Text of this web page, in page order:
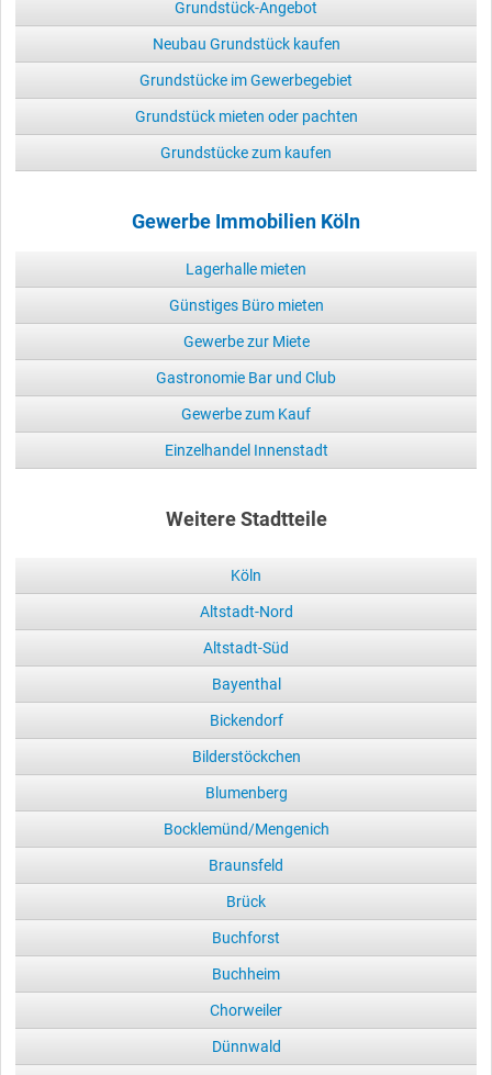
Grundstück-Angebot
Neubau Grundstück kaufen
Grundstücke im Gewerbegebiet
Grundstück mieten oder pachten
Grundstücke zum kaufen
Gewerbe Immobilien Köln
Lagerhalle mieten
Günstiges Büro mieten
Gewerbe zur Miete
Gastronomie Bar und Club
Gewerbe zum Kauf
Einzelhandel Innenstadt
Weitere Stadtteile
Köln
Altstadt-Nord
Altstadt-Süd
Bayenthal
Bickendorf
Bilderstöckchen
Blumenberg
Bocklemünd/Mengenich
Braunsfeld
Brück
Buchforst
Buchheim
Chorweiler
Dünnwald